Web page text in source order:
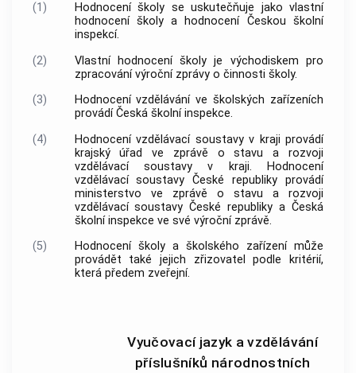
(1)
Hodnocení školy se uskutečňuje jako vlastní
hodnocení školy a hodnocení Českou školní
inspekcí.
(2)
Vlastní hodnocení školy je východiskem pro
zpracování výroční zprávy o činnosti školy.
(3)
Hodnocení vzdělávání ve školských zařízeních
provádí Česká školní inspekce.
(4)
Hodnocení vzdělávací soustavy v kraji provádí
krajský úřad ve zprávě o stavu a rozvoji
vzdělávací soustavy v kraji. Hodnocení
vzdělávací soustavy České republiky provádí
ministerstvo ve zprávě o stavu a rozvoji
vzdělávací soustavy České republiky a Česká
školní inspekce ve své výroční zprávě.
(5)
Hodnocení školy a školského zařízení může
provádět také jejich zřizovatel podle kritérií,
která předem zveřejní.
Vyučovací jazyk a vzdělávání
příslušníků národnostních